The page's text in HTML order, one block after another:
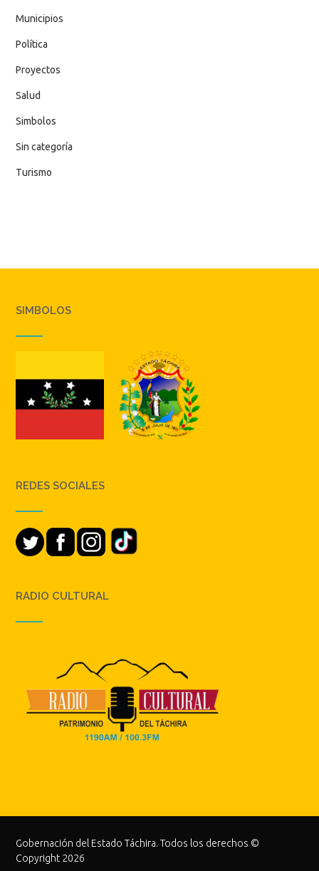
Municipios
Política
Proyectos
Salud
Simbolos
Sin categoría
Turismo
SIMBOLOS
REDES SOCIALES
RADIO CULTURAL
Gobernación del Estado Táchira. Todos los derechos ©
Copyright 2026